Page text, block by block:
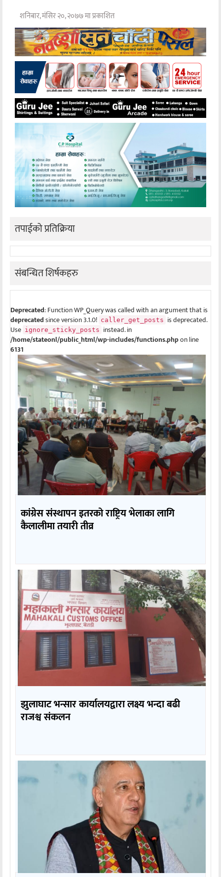
शनिबार, मंसिर २०, २०७७ मा प्रकाशित
तपाईको प्रतिक्रिया
संबन्धित शिर्षकहरु
Deprecated: Function WP_Query was called with an argument that is
deprecatedsince version 3.1.0! caller_get_posts is deprecated.
Use ignore_sticky_posts instead. in
/home/stateonl/public_html/wp-includes/functions.phpon line
6131
कांग्रेस संस्थापन इतरको राष्ट्रिय भेलाका लागि
कैलालीमा तयारी तीव्र
झुलाघाट भन्सार कार्यालयद्वारा लक्ष्य भन्दा बढी
राजश्व संकलन